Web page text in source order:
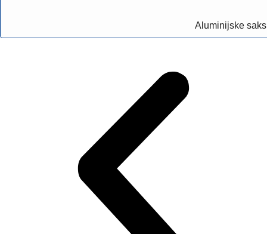
Aluminijske